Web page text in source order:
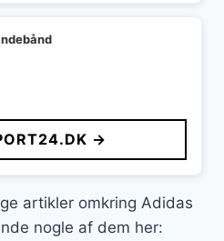
→
artikler omkring Adidas
nogle af dem her: